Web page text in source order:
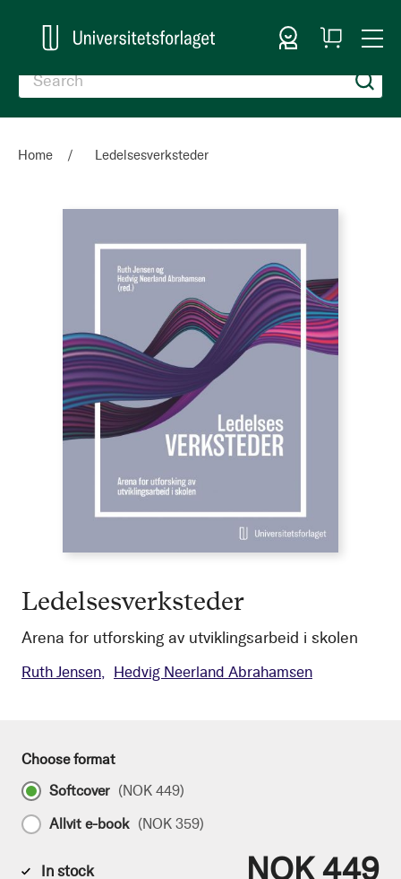
Sign In
My
Cart
Home Ledelsesverksteder
Ledelsesverksteder
Arena for utforsking av utviklingsarbeid i skolen
Ruth Jensen Hedvig Neerland Abrahamsen
Choose format
Softcover (NOK 449)
Allvit e-book (NOK 359)
In stock NOK 449